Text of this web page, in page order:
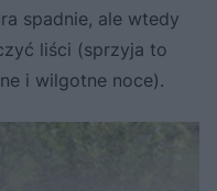
spadnie, ale wtedy
liści (sprzyja to
i wilgotne noce).